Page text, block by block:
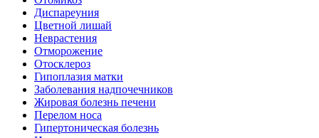
Диспареуния
Цветной лишай
Неврастения
Отморожение
Отосклероз
Гипоплазия матки
Заболевания надпочечников
Жировая болезнь печени
Перелом носа
Гипертоническая болезнь